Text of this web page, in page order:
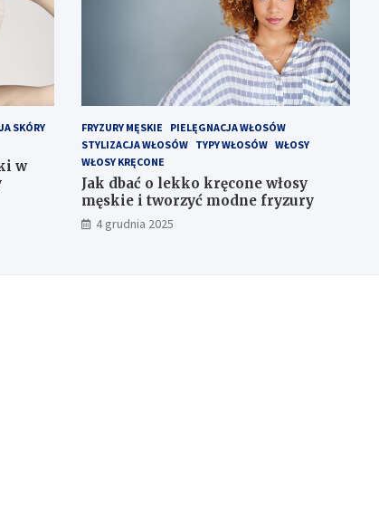
SKÓRY
w
FRYZURY MĘSKIE
PIELĘGNACJA WŁOSÓW
STYLIZACJA WŁOSÓW
TYPY WŁOSÓW WŁOSY
WŁOSY KRĘCONE
Jak dbać o lekko kręcone włosy
męskie i tworzyć modne fryzury
4 grudnia 2025